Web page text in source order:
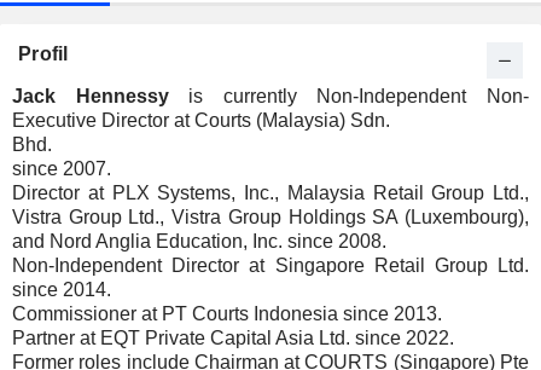
Profil
Jack Hennessyis currently Non-Independent Non-
Executive Director at Courts (Malaysia) Sdn.
Bhd.
since 2007.
Director at PLX Systems, Inc., Malaysia Retail Group Ltd.,
Vistra Group Ltd., Vistra Group Holdings SA (Luxembourg),
and Nord Anglia Education, Inc. since 2008.
Non-Independent Director at Singapore Retail Group Ltd.
since 2014.
Commissioner at PT Courts Indonesia since 2013.
Partner at EQT Private Capital Asia Ltd. since 2022.
Former roles include Chairman at COURTS (Singapore) Pte